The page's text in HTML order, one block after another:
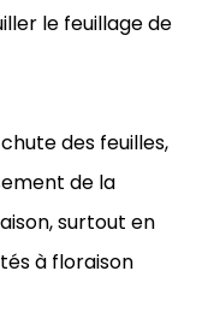
le feuillage de
des feuilles,
de la
surtout en
à floraison